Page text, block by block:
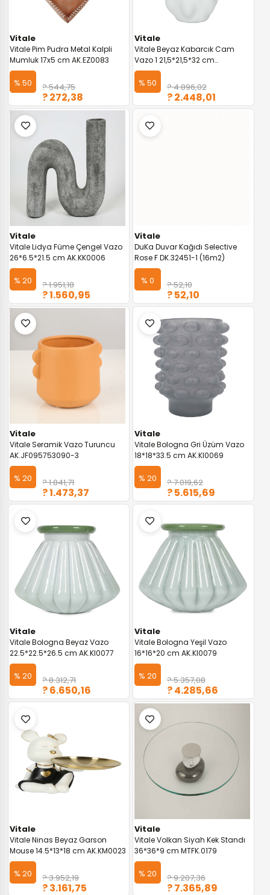
Vitale
Vitale Pim Pudra Metal Kalpli
Mumluk 17x5 cm AK.EZ0083
% 50 ? 544,75
? 272,38
Vitale
Vitale Beyaz Kabarcık Cam
Vazo 1 21,5*21,5*32 cm
AK.JK0029
% 50 ? 4.896,02
? 2.448,01
Vitale
Vitale Lidya Füme Çengel Vazo
26*6.5*21.5 cm AK.KK0006
% 20 ? 1.951,18
? 1.560,95
Vitale
DuKa Duvar Kağıdı Selective
Rose F DK.32451-1 (16m2)
% 0 ? 52,10
? 52,10
Vitale
Vitale Seramik Vazo Turuncu
AK.JF095753090-3
% 20 ? 1.841,71
? 1.473,37
Vitale
Vitale Bologna Gri Üzüm Vazo
18*18*33.5 cm AK.KI0069
% 20 ? 7.019,62
? 5.615,69
Vitale
Vitale Bologna Beyaz Vazo
22.5*22.5*26.5 cm AK.KI0077
% 20 ? 8.312,71
? 6.650,16
Vitale
Vitale Bologna Yeşil Vazo
16*16*20 cm AK.KI0079
% 20 ? 5.357,08
? 4.285,66
Vitale
Vitale Ninas Beyaz Garson
Mouse 14.5*13*18 cm AK.KM0023
% 20 ? 3.952,19
? 3.161,75
Vitale
Vitale Volkan Siyah Kek Standı
36*36*9 cm MTFK.0179
% 20 ? 9.207,36
? 7.365,89